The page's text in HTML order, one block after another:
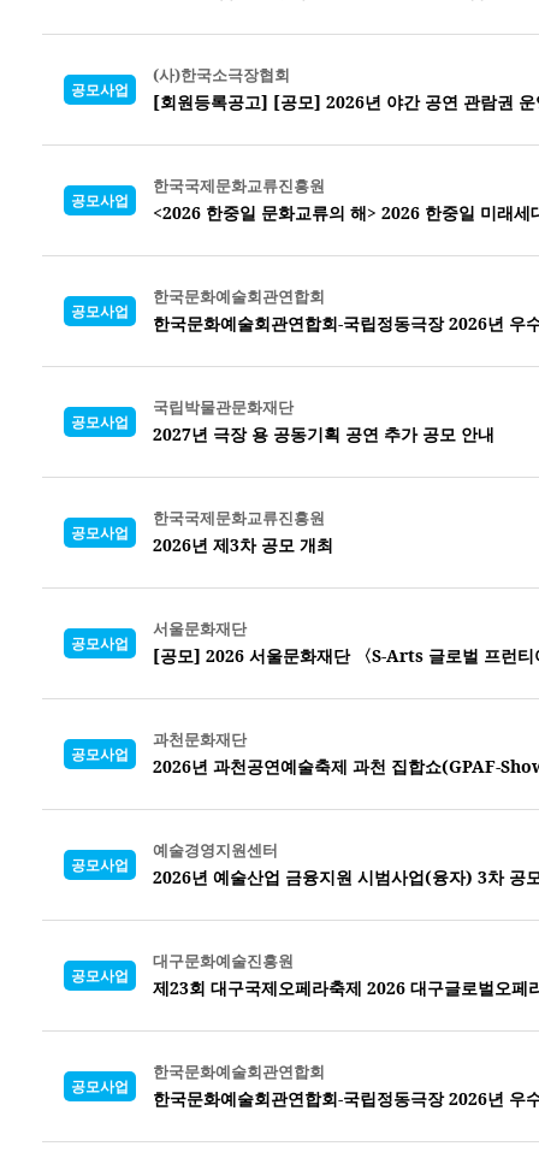
공모사업
(사)한국소극장협회
[회원등록공고] [공모] 2026년 야간 공연 관람권 운
공모사업
한국국제문화교류진흥원
<2026 한중일 문화교류의 해> 2026 한중일 미래
공모사업
한국문화예술회관연합회
한국문화예술회관연합회-국립정동극장 2026년
공모사업
국립박물관문화재단
2027년 극장 용 공동기획 공연 추가 공모 안내
공모사업
한국국제문화교류진흥원
2026년 제3차 공모 개최
공모사업
서울문화재단
[공모] 2026 서울문화재단 〈S-Arts 글로벌 프런
공모사업
과천문화재단
2026년 과천공연예술축제 과천 집합쇼(GPAF-
공모사업
예술경영지원센터
2026년 예술산업 금융지원 시범사업(융자) 3차 공
공모사업
대구문화예술진흥원
제23회 대구국제오페라축제 2026 대구글로벌오페
공모사업
한국문화예술회관연합회
한국문화예술회관연합회-국립정동극장 2026년 우